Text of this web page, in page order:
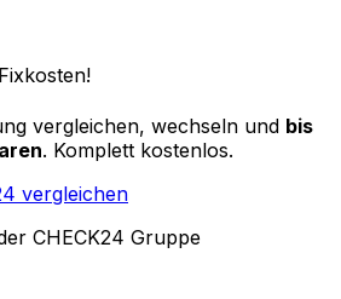
vergleichen, wechseln und bis
. Komplett kostenlos.
vergleichen
CHECK24 Gruppe